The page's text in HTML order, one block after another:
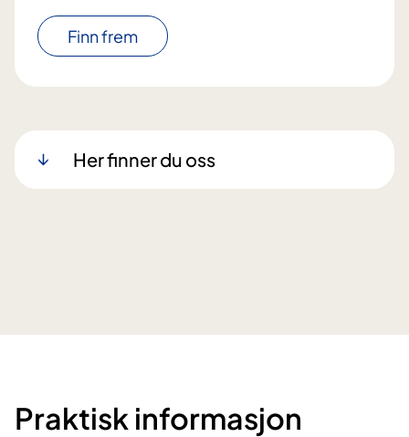
Finn frem
Her finner du oss
Praktisk informasjon